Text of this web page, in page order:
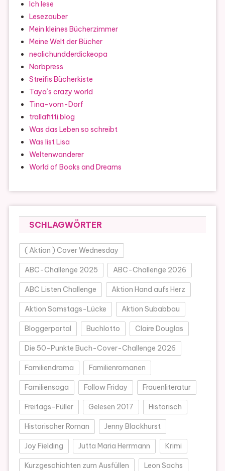
Ich lese
Lesezauber
Mein kleines Bücherzimmer
Meine Welt der Bücher
nealichundderdickeopa
Norbpress
Streifis Bücherkiste
Taya`s crazy world
Tina-vom-Dorf
trallafitti.blog
Was das Leben so schreibt
Was list Lisa
Weltenwanderer
World of Books and Dreams
SCHLAGWÖRTER
( Aktion ) Cover Wednesday
ABC-Challenge 2025 ABC-Challenge 2026
ABC Listen Challenge Aktion Hand aufs Herz
Aktion Samstags-Lücke Aktion Subabbau
Bloggerportal Buchlotto Claire Douglas
Die 50-Punkte Buch-Cover-Challenge 2026
Familiendrama Familienromanen
Familiensaga Follow Friday Frauenliteratur
Freitags-Füller Gelesen 2017 Historisch
Historischer Roman Jenny Blackhurst
Joy Fielding Jutta Maria Herrmann Krimi
Kurzgeschichten zum Ausfüllen Leon Sachs